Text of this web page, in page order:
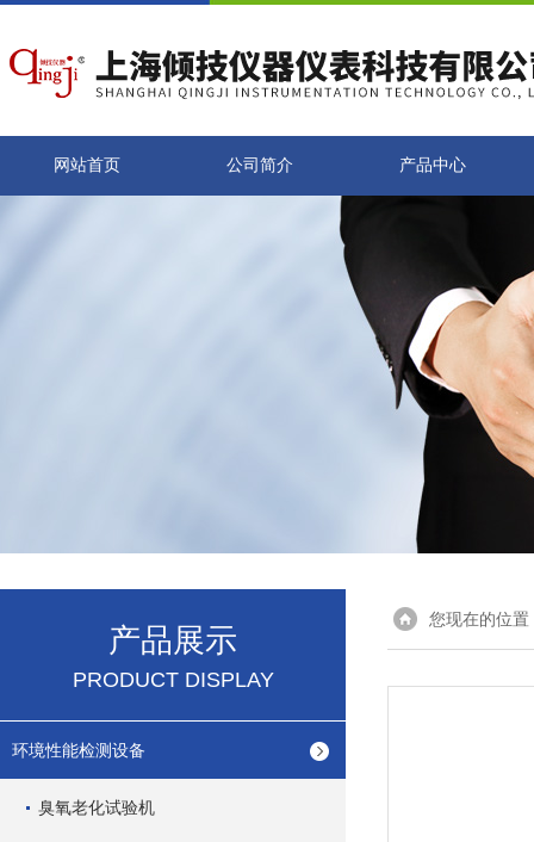
网站首页 公司简介 产品中心
产品展示
PRODUCT DISPLAY
环境性能检测设备
臭氧老化试验机
您现在的位置